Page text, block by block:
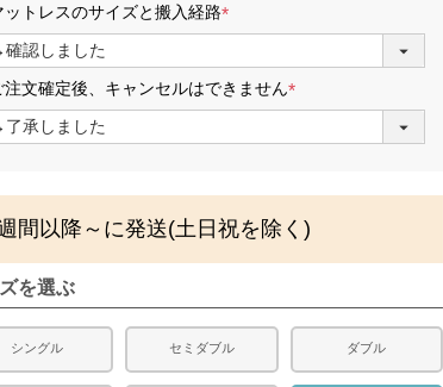
ットレスのサイズと搬入経路
(
必
須
)
注文確定後、キャンセルはできません
(
必
間以降～に発送(土日祝を除く)
を選ぶ
シングル セミダブル ダブル